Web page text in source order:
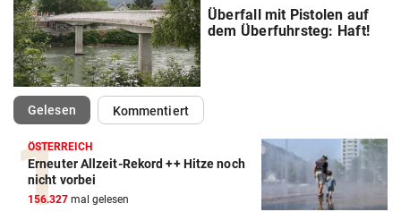
Überfall mit Pistolen auf
dem Überfuhrsteg: Haft!
Gelesen(ausgewählt)Kommentiert
ÖSTERREICH
Erneuter Allzeit-Rekord ++ Hitze noch
nicht vorbei
156.327 mal gelesen